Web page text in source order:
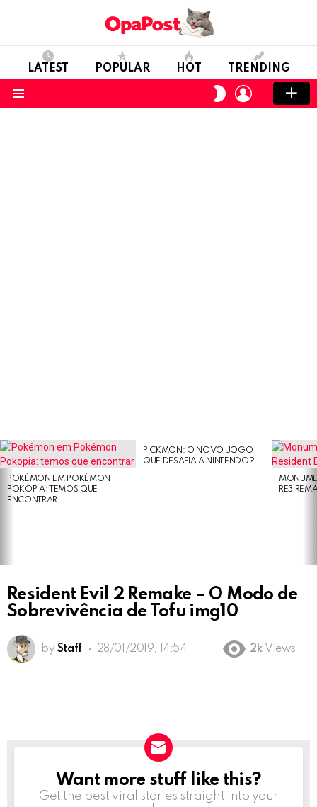
LATEST POPULAR HOT TRENDING
SWITCH
SKIN
LOGIN
LATEST
STORIES
POKÉMON EM POKÉMON
POKOPIA: TEMOS QUE
ENCONTRAR!
PICKMON: O NOVO JOGO
QUE DESAFIA A NINTENDO?
RE3
Resident Evil 2 Remake – O Modo de
Sobrevivência de Tofu img10
by Staff 28/01/2019, 14:54 2k Views
NEWSLETTER
Want more stuff like this?
Get the best viral stories straight into your